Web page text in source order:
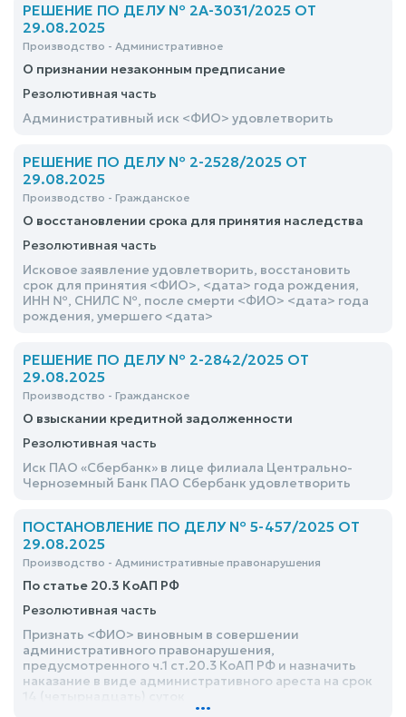
РЕШЕНИЕ ПО ДЕЛУ № 2А-3031/2025 ОТ
29.08.2025
Производство - Административное
О признании незаконным предписание
Резолютивная часть
Административный иск <ФИО> удовлетворить
РЕШЕНИЕ ПО ДЕЛУ № 2-2528/2025 ОТ
29.08.2025
Производство - Гражданское
О восстановлении срока для принятия наследства
Резолютивная часть
Исковое заявление удовлетворить, восстановить
срок для принятия <ФИО>, <дата> года рождения,
ИНН №, СНИЛС №, после смерти <ФИО> <дата> года
рождения, умершего <дата>
РЕШЕНИЕ ПО ДЕЛУ № 2-2842/2025 ОТ
29.08.2025
Производство - Гражданское
О взыскании кредитной задолженности
Резолютивная часть
Иск ПАО «Сбербанк» в лице филиала Центрально-
Черноземный Банк ПАО Сбербанк удовлетворить
ПОСТАНОВЛЕНИЕ ПО ДЕЛУ № 5-457/2025 ОТ
29.08.2025
Производство - Административные правонарушения
По статье 20.3 КоАП РФ
Резолютивная часть
Признать <ФИО> виновным в совершении
административного правонарушения,
предусмотренного ч.1 ст.20.3 КоАП РФ и назначить
наказание в виде административного ареста на срок
...